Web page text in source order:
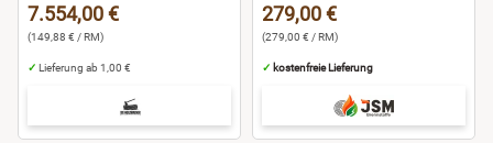
7.554,00 €
(149,88 € / RM)
✓ Lieferung ab 1,00 €
279,00 €
(279,00 € / RM)
✓ kostenfreie Lieferung